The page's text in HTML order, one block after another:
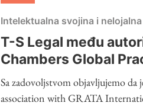
Intelektualna svojina i
T-S Legal među
Chambers Global
Guides 2026 –
Property
Sa zadovoljstvom objavljujemo da
association with GRATA